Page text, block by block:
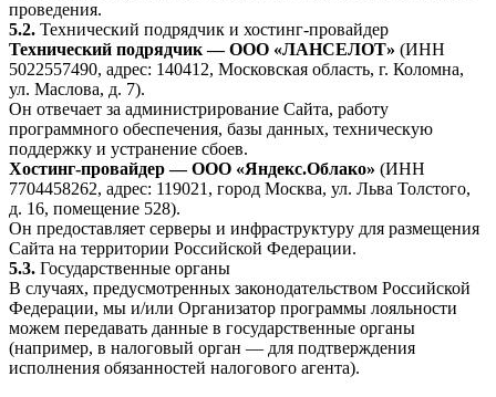
проведения.
5.2. Технический подрядчик и хостинг-провайдер
Технический подрядчик — ООО «ЛАНСЕЛОТ» (ИНН
5022557490, адрес: 140412, Московская область, г. Коломна,
ул. Маслова, д. 7).
Он отвечает за администрирование Сайта, работу
программного обеспечения, базы данных, техническую
поддержку и устранение сбоев.
Хостинг-провайдер — ООО «Яндекс.Облако» (ИНН
7704458262, адрес: 119021, город Москва, ул. Льва Толстого,
д. 16, помещение 528).
Он предоставляет серверы и инфраструктуру для размещения
Сайта на территории Российской Федерации.
5.3. Государственные органы
В случаях, предусмотренных законодательством Российской
Федерации, мы и/или Организатор программы лояльности
можем передавать данные в государственные органы
(например, в налоговый орган — для подтверждения
исполнения обязанностей налогового агента).